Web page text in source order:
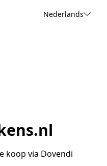
Nederlands
koop via Dovendi